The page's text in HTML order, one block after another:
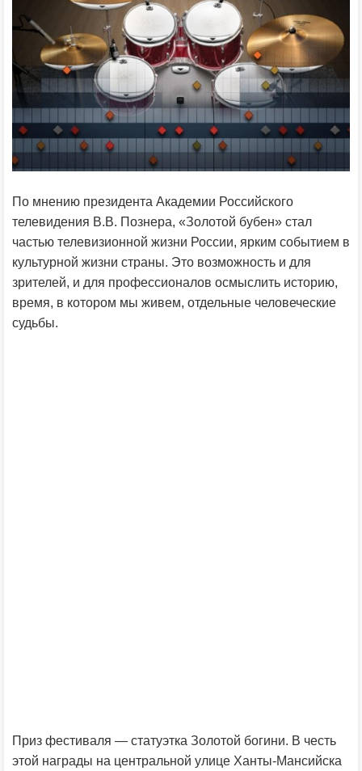
По мнению президента Академии Российского
телевидения В.В. Познера, «Золотой бубен» стал
частью телевизионной жизни России, ярким событием в
культурной жизни страны. Это возможность и для
зрителей, и для профессионалов осмыслить историю,
время, в котором мы живем, отдельные человеческие
судьбы.
Приз фестиваля — статуэтка Золотой богини. В честь
этой награды на центральной улице Ханты-Мансийска